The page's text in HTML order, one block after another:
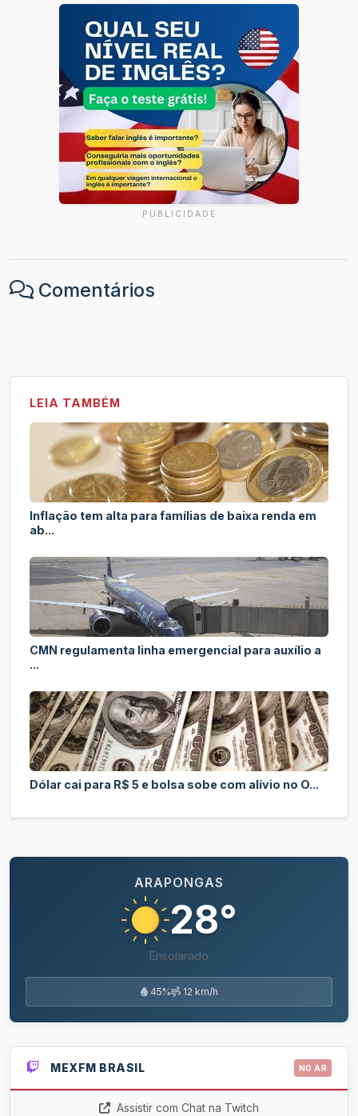
PUBLICIDADE
Comentários
LEIA TAMBÉM
Inflação tem alta para famílias de baixa renda em
ab...
CMN regulamenta linha emergencial para auxílio a
...
Dólar cai para R$ 5 e bolsa sobe com alívio no O...
ARAPONGAS
28°
Ensolarado
45% 12 km/h
MEXFM BRASIL NO AR
Assistir com Chat na Twitch